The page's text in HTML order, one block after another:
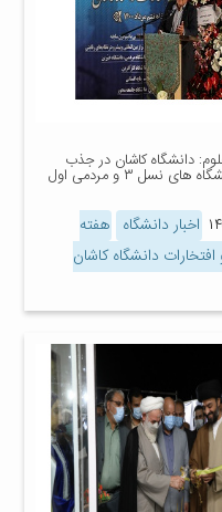
دانشگاه کاشان در جذب
خیرین و دانشگاه های نسل ۳ و مردمی اول
اخبار دانشگاه هفته
دانشگاه کاشان